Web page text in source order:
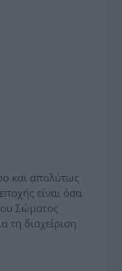
και απολύτως
είναι όσα
Σώματος
τη διαχείριση